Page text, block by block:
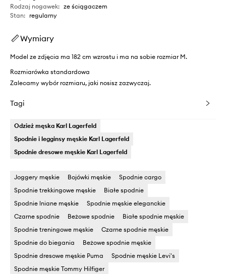
Rodzaj nogawek: ze ściągaczem
Stan: regularny
Wymiary
Model ze zdjęcia ma 182 cm wzrostu i ma na sobie rozmiar M.
Rozmiarówka standardowa
Zalecamy wybór rozmiaru, jaki nosisz zazwyczaj.
Tagi
Odzież męska Karl Lagerfeld
Spodnie i legginsy męskie Karl Lagerfeld
Spodnie dresowe męskie Karl Lagerfeld
Joggery męskie Bojówki męskie
Spodnie cargo
Spodnie trekkingowe męskie
Białe spodnie
Spodnie lniane męskie
Spodnie męskie eleganckie
Czarne spodnie
Beżowe spodnie
Białe spodnie męskie
Spodnie treningowe męskie
Czarne spodnie męskie
Spodnie do biegania
Beżowe spodnie męskie
Spodnie dresowe męskie Puma
Spodnie męskie Levi's
Spodnie męskie Tommy Hilfiger